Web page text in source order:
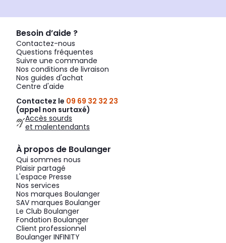
Besoin d’aide ?
Contactez-nous
Questions fréquentes
Suivre une commande
Nos conditions de livraison
Nos guides d'achat
Centre d'aide
Contactez le 09 69 32 32 23
(appel non surtaxé)
Accès sourds
et malentendants
À propos de Boulanger
Qui sommes nous
Plaisir partagé
L'espace Presse
Nos services
Nos marques Boulanger
SAV marques Boulanger
Le Club Boulanger
Fondation Boulanger
Client professionnel
Boulanger INFINITY